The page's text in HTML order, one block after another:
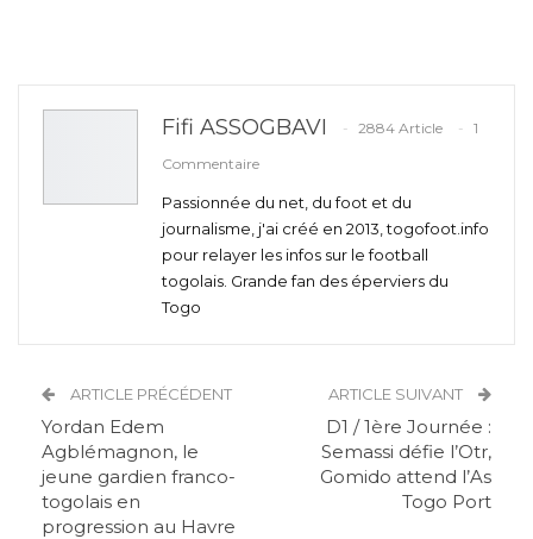
Fifi ASSOGBAVI 2884 Article
1
Commentaire
Passionnée du net, du foot et du
journalisme, j'ai créé en 2013, togofoot.info
pour relayer les infos sur le football
togolais. Grande fan des éperviers du
Togo
ARTICLE PRÉCÉDENT
Yordan Edem
Agblémagnon, le
jeune gardien franco-
togolais en
progression au Havre
ARTICLE SUIVANT
D1 / 1ère Journée :
Semassi défie l’Otr,
Gomido attend l’As
Togo Port